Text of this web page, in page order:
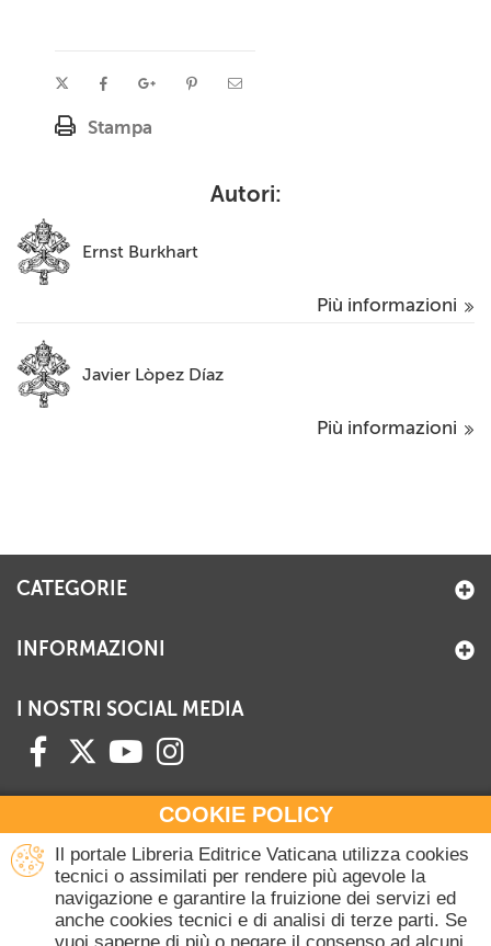
Stampa
Autori:
Ernst Burkhart
Più informazioni
Javier Lòpez Díaz
Più informazioni
COOKIE POLICY
Il portale Libreria Editrice Vaticana utilizza cookies
tecnici o assimilati per rendere più agevole la
navigazione e garantire la fruizione dei servizi ed
anche cookies tecnici e di analisi di terze parti. Se
CATEGORIE
INFORMAZIONI
I NOSTRI SOCIAL MEDIA
HAI BISOGNO DI INFORMAZIONI?
Contattaci all'Ufficio Commerciale
+39 06 698 45780
Lunedì-Giovedì 8-16.30